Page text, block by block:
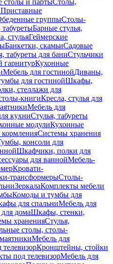
столы и партыСтолы,
Приставные
группыСтолы-
Барные стулья,
стульяГеймерские
Банкетки, скамьиСадовые
табуреты для баниСтульчики
гарнитурКухонные
Мебель для гостинойДиваны,
для гостинойШкафы,
стеллажи для
книгиКресла, стулья для
Мебель для
кухниСтулья, табуреты
модулиКухонные
кормленияСистемы хранения
консоли для
Шкафчики, полки для
для ваннойМебель-
Кровати-
трансформерыСтолы-
ЗеркалаКомплекты мебели
Комоды и тумбы для
для спальниМебель для
домаШкафы, стенки,
храненияСтулья,
столы, столы-
Мебель для
Кронштейны, стойки
под телевизорМебель для